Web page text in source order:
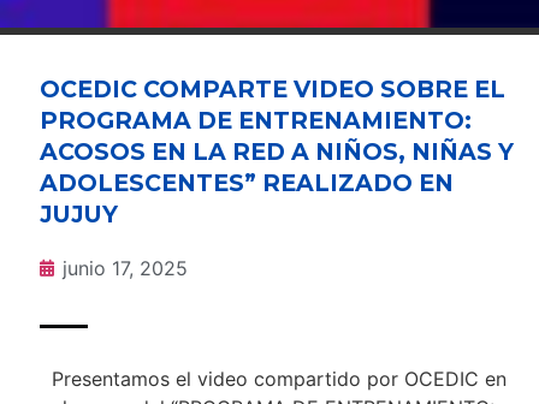
OCEDIC COMPARTE VIDEO SOBRE EL
PROGRAMA DE ENTRENAMIENTO:
ACOSOS EN LA RED A NIÑOS, NIÑAS Y
ADOLESCENTES” REALIZADO EN
JUJUY
junio 17, 2025
Presentamos el video compartido por OCEDIC en